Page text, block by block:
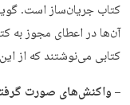
کتاب جریان‌ساز است.
آن‌ها در اعطای مجوز به
کتابی می‌نوشتند که از
– واکنش‌های صورت